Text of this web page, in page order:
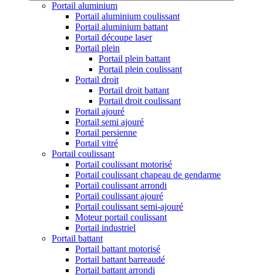
Portail aluminium
Portail aluminium coulissant
Portail aluminium battant
Portail découpe laser
Portail plein
Portail plein battant
Portail plein coulissant
Portail droit
Portail droit battant
Portail droit coulissant
Portail ajouré
Portail semi ajouré
Portail persienne
Portail vitré
Portail coulissant
Portail coulissant motorisé
Portail coulissant chapeau de gendarme
Portail coulissant arrondi
Portail coulissant ajouré
Portail coulissant semi-ajouré
Moteur portail coulissant
Portail industriel
Portail battant
Portail battant motorisé
Portail battant barreaudé
Portail battant arrondi